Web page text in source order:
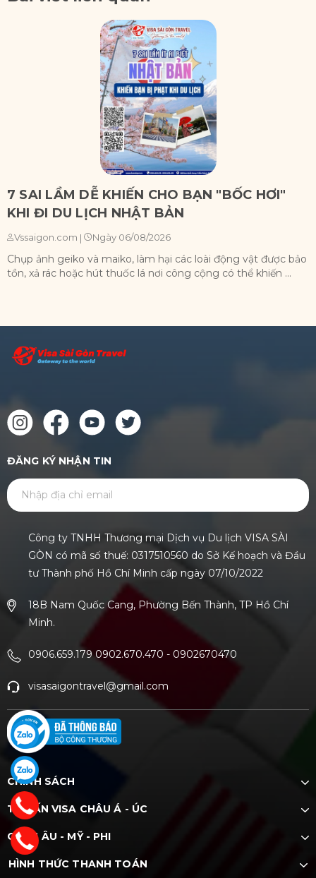
7 SAI LẦM DỄ KHIẾN CHO BẠN "BỐC HƠI"
KHI ĐI DU LỊCH NHẬT BẢN
Vssaigon.com | Ngày 06/08/2026
Chụp ảnh geiko và maiko, làm hại các loài động vật được bảo
tồn, xả rác hoặc hút thuốc lá nơi công cộng có thể khiến ...
ĐĂNG KÝ NHẬN TIN
Công ty TNHH Thương mại Dịch vụ Du lịch VISA SÀI
GÒN có mã số thuế: 0317510560 do Sở Kế hoạch và Đầu
tư Thành phố Hồ Chí Minh cấp ngày 07/10/2022
18B Nam Quốc Cang, Phường Bến Thành, TP Hồ Chí
Minh.
0906.659.179 0902.670.470 - 0902670470
visasaigontravel@gmail.com
CHÍNH SÁCH
TƯ VẤN VISA CHÂU Á - ÚC
CHÂU ÂU - MỸ - PHI
HÌNH THỨC THANH TOÁN